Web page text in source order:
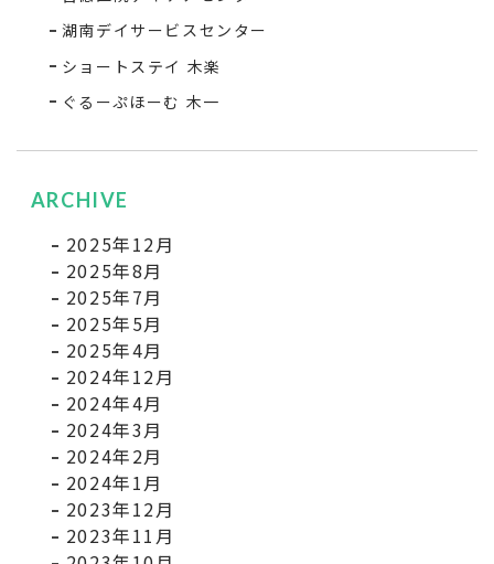
湖南デイサービスセンター
ショートステイ 木楽
ぐるーぷほーむ 木一
ARCHIVE
2025年12月
2025年8月
2025年7月
2025年5月
2025年4月
2024年12月
2024年4月
2024年3月
2024年2月
2024年1月
2023年12月
2023年11月